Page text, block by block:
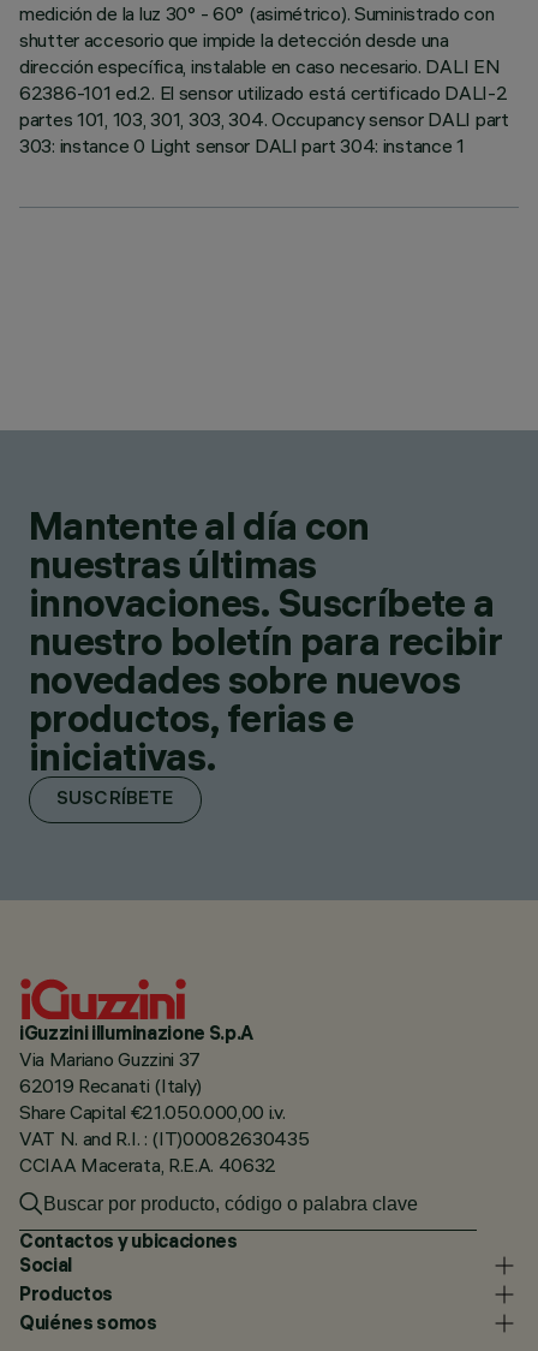
medición de la luz 30° - 60° (asimétrico). Suministrado con
shutter accesorio que impide la detección desde una
dirección específica, instalable en caso necesario. DALI EN
62386-101 ed.2. El sensor utilizado está certificado DALI-2
partes 101, 103, 301, 303, 304. Occupancy sensor DALI part
303: instance 0 Light sensor DALI part 304: instance 1
Mantente al día con
nuestras últimas
innovaciones. Suscríbete a
nuestro boletín para recibir
novedades sobre nuevos
productos, ferias e
iniciativas.
SUSCRÍBETE
iGuzzini illuminazione S.p.A
Via Mariano Guzzini 37
62019 Recanati (Italy)
Share Capital €21.050.000,00 i.v.
VAT N. and R.I. : (IT)00082630435
CCIAA Macerata, R.E.A. 40632
Contactos y ubicaciones
Social
Productos
Quiénes somos